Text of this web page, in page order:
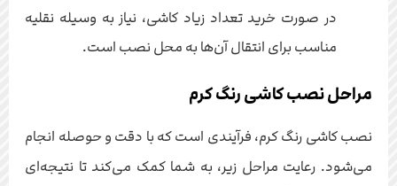
در صورت خرید تعداد زیاد کاشی، نیاز به وسیله نقلیه
مناسب برای انتقال آن‌ها به محل نصب است.
مراحل نصب کاشی رنگ کرم
نصب کاشی رنگ کرم، فرآیندی است که با دقت و حوصله انجام
می‌شود. رعایت مراحل زیر، به شما کمک می‌کند تا نتیجه‌ای